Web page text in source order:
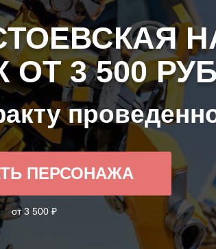
3 500
ПЕРСОНАЖА
от 3 500 ₽